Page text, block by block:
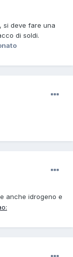
si deve fare una
di soldi.
anche idrogeno e